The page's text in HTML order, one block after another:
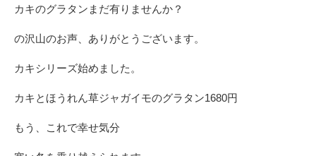
カキのグラタンまだ有りませんか？
の沢山のお声、ありがとうございます。
カキシリーズ始めました。
カキとほうれん草ジャガイモのグラタン1680円
もう、これで幸せ気分